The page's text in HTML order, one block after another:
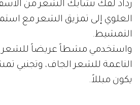
رذاذ لفك تشابك الشعر من
العلوي إلى تمزيق الشعر مع
التمشيط.
واستخدمي مشطاً عريضاً للشعر
الناعمة للشعر الجاف، وتجنبي
يكون مبللاً.